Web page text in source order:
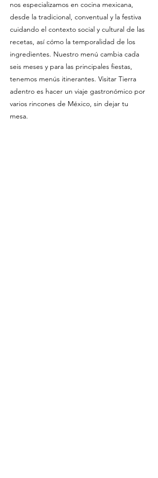
nos especializamos en cocina mexicana,
desde la tradicional, conventual y la festiva
cuidando el contexto social y cultural de las
recetas, así cómo la temporalidad de los
ingredientes. Nuestro menú cambia cada
seis meses y para las principales fiestas,
tenemos menús itinerantes. Visitar Tierra
adentro es hacer un viaje gastronómico por
varios rincones de México, sin dejar tu
mesa.